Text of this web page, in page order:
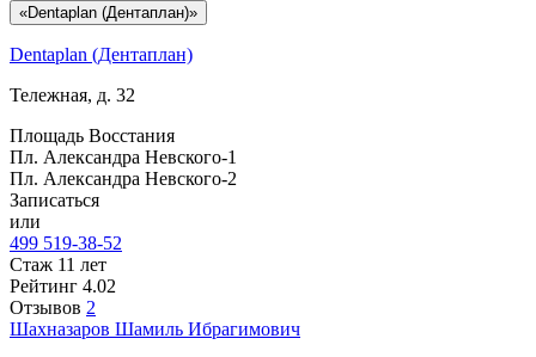
«Dentaplan (Дентаплан)»
Dentaplan (Дентаплан)
Тележная, д. 32
Площадь Восстания
Пл. Александра Невского-1
Пл. Александра Невского-2
Записаться
или
499 519-38-52
Стаж 11 лет
Рейтинг 4.02
Отзывов 2
Шахназаров Шамиль Ибрагимович